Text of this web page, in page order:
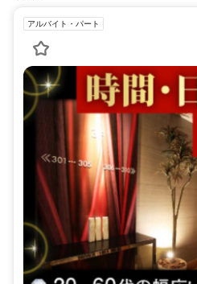
アルバイト・パート